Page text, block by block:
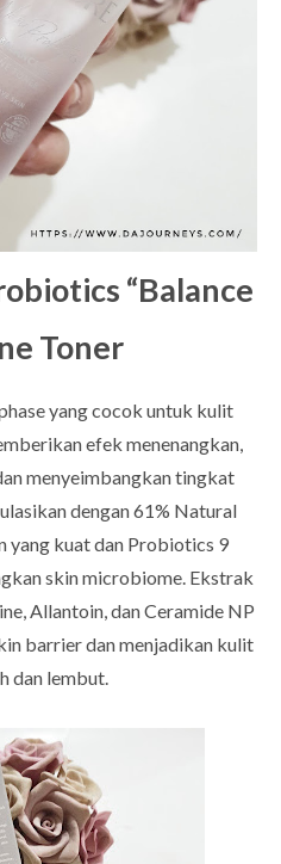
“Balance
Toner
yang cocok untuk kulit
efek menenangkan,
menyeimbangkan tingkat
dengan 61% Natural
yang kuat dan Probiotics 9
skin microbiome. Ekstrak
Allantoin, dan Ceramide NP
barrier dan menjadikan kulit
dan lembut.